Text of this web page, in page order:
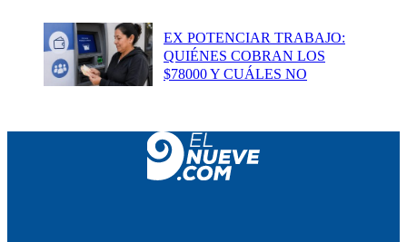
EX POTENCIAR TRABAJO:
QUIÉNES COBRAN LOS
$78000 Y CUÁLES NO